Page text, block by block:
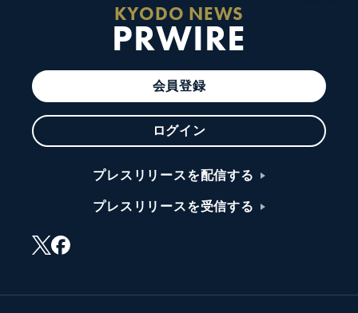
KYODO NEWS
PRWIRE
会員登録
ログイン
プレスリリースを配信する
プレスリリースを受信する